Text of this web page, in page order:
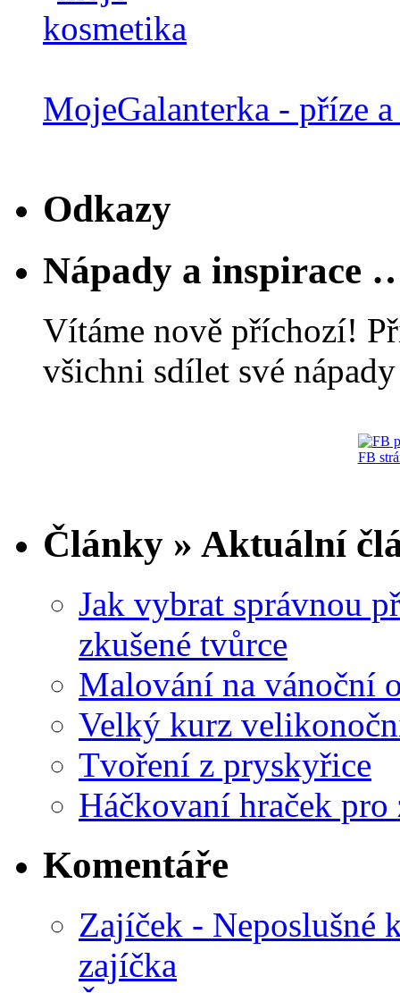
MojeGalanterka - příze
Odkazy
Nápady a inspirace
Vítáme nově příchozí!
všichni sdílet své
FB
Články » Aktuální
Jak vybrat správnou
zkušené tvůrce
Malování na vánoční
Velký kurz
Tvoření z pryskyřice
Háčkovaní hraček pro
Komentáře
Zajíček - Neposlušné
zajíčka